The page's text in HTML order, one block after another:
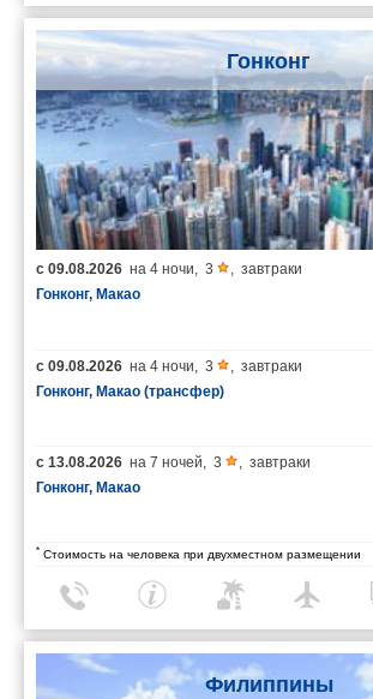
Гонконг
с 09.08.2026 на 4 ночи, 3 , завтраки
Гонконг, Макао
с 09.08.2026 на 4 ночи, 3 , завтраки
Гонконг, Макао (трансфер)
с 13.08.2026 на 7 ночей, 3 , завтраки
Гонконг, Макао
* Стоимость на человека при двухместном размещении
Филиппины